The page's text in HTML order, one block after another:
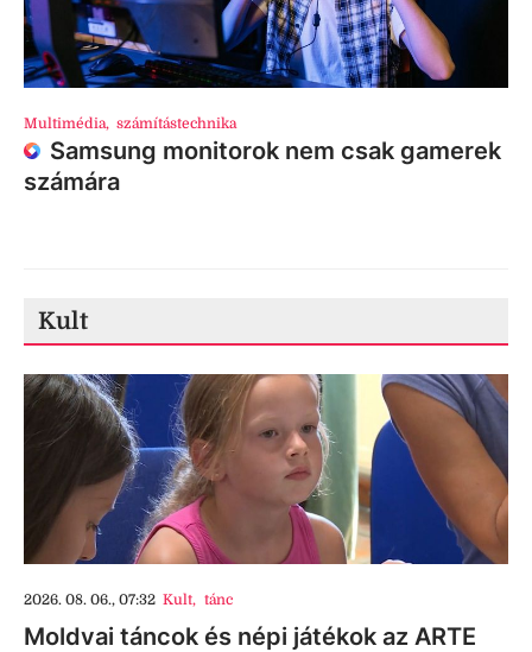
Multimédia, számítástechnika
Samsung monitorok nem csak gamerek
számára
Kult
2026. 08. 06., 07:32 Kult, tánc
Moldvai táncok és népi játékok az ARTE